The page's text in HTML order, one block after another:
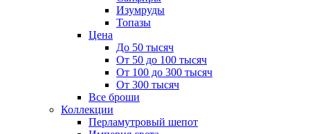
Изумруды
Топазы
Цена
До 50 тысяч
От 50 до 100 тысяч
От 100 до 300 тысяч
От 300 тысяч
Все броши
Коллекции
Перламутровый шепот